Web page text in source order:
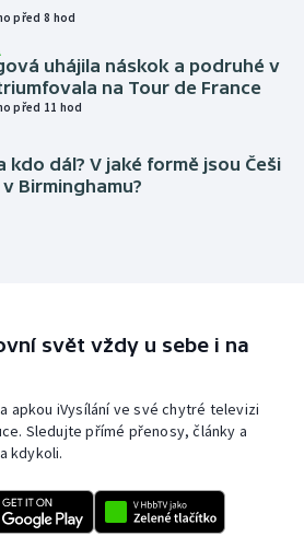
před 8 hod
uhájila náskok a podruhé v
na Tour de France
před 11 hod
kdo dál? V jaké formě jsou Češi
v Birminghamu?
svět vždy u sebe i na
apkou iVysílání ve své chytré televizi
Sledujte přímé přenosy, články a
kdykoli.